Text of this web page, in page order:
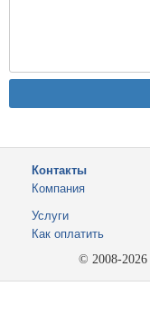
Контакты
Компания
Услуги
Как оплатить
© 2008-2026